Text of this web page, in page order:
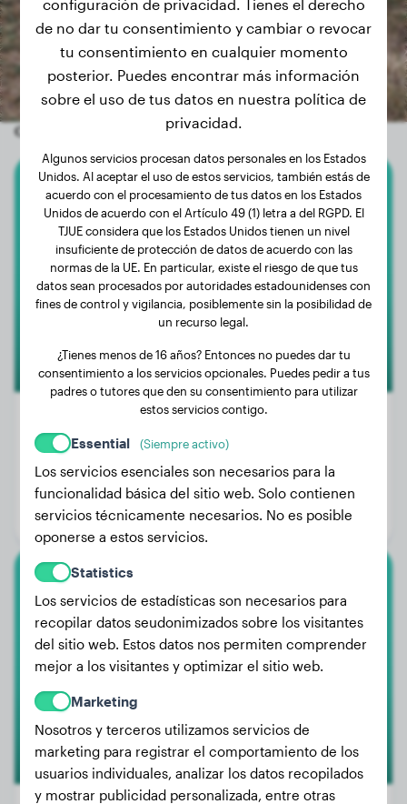
Otros perros aleatorios
Malinois
Akiro
Peso:
Edad:
3 años, 1 mes
Género:
Perro macho
Golden Retriever
Izzy
configuración de privacidad. Tienes el derecho
de no dar tu consentimiento y cambiar o revocar
tu consentimiento en cualquier momento
posterior. Puedes encontrar más información
sobre el uso de tus datos en nuestra política de
privacidad.
Algunos servicios procesan datos personales en los Estados
Unidos. Al aceptar el uso de estos servicios, también estás de
acuerdo con el procesamiento de tus datos en los Estados
Unidos de acuerdo con el Artículo 49 (1) letra a del RGPD. El
TJUE considera que los Estados Unidos tienen un nivel
insuficiente de protección de datos de acuerdo con las
normas de la UE. En particular, existe el riesgo de que tus
datos sean procesados por autoridades estadounidenses con
fines de control y vigilancia, posiblemente sin la posibilidad de
un recurso legal.
¿Tienes menos de 16 años? Entonces no puedes dar tu
consentimiento a los servicios opcionales. Puedes pedir a tus
padres o tutores que den su consentimiento para utilizar
estos servicios contigo.
Essential (Siempre activo)
Los servicios esenciales son necesarios para la
funcionalidad básica del sitio web. Solo contienen
servicios técnicamente necesarios. No es posible
oponerse a estos servicios.
Statistics
Los servicios de estadísticas son necesarios para
recopilar datos seudonimizados sobre los visitantes
del sitio web. Estos datos nos permiten comprender
mejor a los visitantes y optimizar el sitio web.
Marketing
Nosotros y terceros utilizamos servicios de
marketing para registrar el comportamiento de los
usuarios individuales, analizar los datos recopilados
y mostrar publicidad personalizada, entre otras